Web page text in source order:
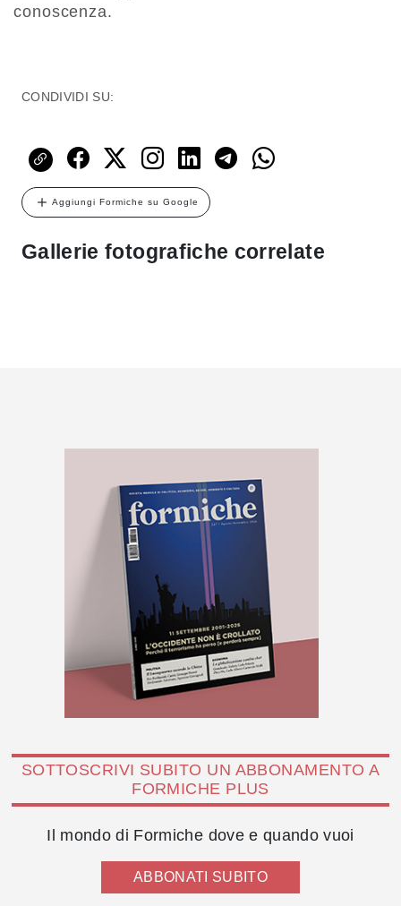
conoscenza.
CONDIVIDI SU:
Aggiungi Formiche su Google
Gallerie fotografiche correlate
SOTTOSCRIVI SUBITO UN ABBONAMENTO A
FORMICHE PLUS
Il mondo di Formiche dove e quando vuoi
ABBONATI SUBITO